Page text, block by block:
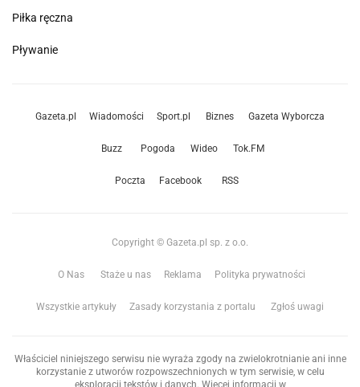
Piłka ręczna
Pływanie
Gazeta.pl Wiadomości Sport.pl Biznes Gazeta Wyborcza
Buzz Pogoda Wideo Tok.FM
Poczta Facebook RSS
Copyright © Gazeta.pl sp. z o.o.
O Nas Staże u nas Reklama Polityka prywatności
Wszystkie artykuły Zasady korzystania z portalu Zgłoś uwagi
Właściciel niniejszego serwisu nie wyraża zgody na zwielokrotnianie ani inne
korzystanie z utworów rozpowszechnionych w tym serwisie, w celu
eksploracji tekstów i danych. Więcej informacji w